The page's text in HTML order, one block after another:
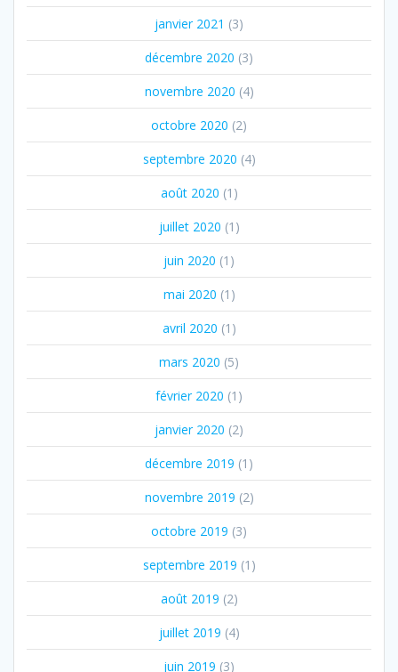
janvier 2021 (3)
décembre 2020 (3)
novembre 2020 (4)
octobre 2020 (2)
septembre 2020 (4)
août 2020 (1)
juillet 2020 (1)
juin 2020 (1)
mai 2020 (1)
avril 2020 (1)
mars 2020 (5)
février 2020 (1)
janvier 2020 (2)
décembre 2019 (1)
novembre 2019 (2)
octobre 2019 (3)
septembre 2019 (1)
août 2019 (2)
juillet 2019 (4)
juin 2019 (3)